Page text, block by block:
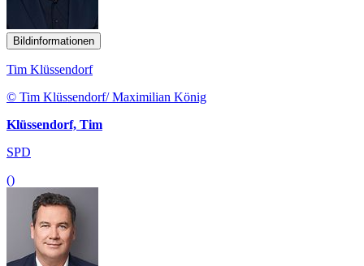
Bildinformationen
Tim Klüssendorf
© Tim Klüssendorf/ Maximilian König
Klüssendorf, Tim
SPD
()